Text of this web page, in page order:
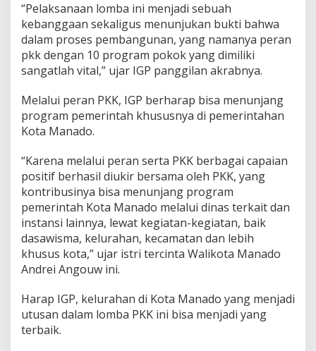
a
n
P
n
i
i
“Pelaksanaan lomba ini menjadi sebuah
kebanggaan sekaligus menunjukan bukti bahwa
dalam proses pembangunan, yang namanya peran
pkk dengan 10 program pokok yang dimiliki
sangatlah vital,” ujar IGP panggilan akrabnya.
Melalui peran PKK, IGP berharap bisa menunjang
program pemerintah khususnya di pemerintahan
Kota Manado.
“Karena melalui peran serta PKK berbagai capaian
positif berhasil diukir bersama oleh PKK, yang
kontribusinya bisa menunjang program
pemerintah Kota Manado melalui dinas terkait dan
instansi lainnya, lewat kegiatan-kegiatan, baik
dasawisma, kelurahan, kecamatan dan lebih
khusus kota,” ujar istri tercinta Walikota Manado
Andrei Angouw ini.
Harap IGP, kelurahan di Kota Manado yang menjadi
utusan dalam lomba PKK ini bisa menjadi yang
terbaik.